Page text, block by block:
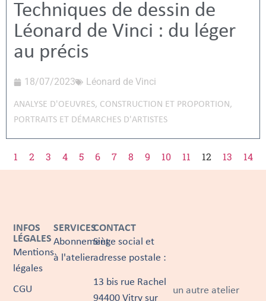
Techniques de dessin de
Léonard de Vinci : du léger
au précis
18/07/2023 Léonard de Vinci
ANALYSE D'OEUVRES, CONSTRUCTION ET PROPORTION,
PORTRAITS ET DÉMARCHES D'ARTISTES
1 2 3 4 5 6 7 8 9 10 11 12 13 14
un autre atelier
SERVICES
Abonnement
à l'atelier
INFOS
LÉGALES
Mentions
légales
CGU
CONTACT
Siège social et
adresse postale :
13 bis rue Rachel
94400 Vitry sur